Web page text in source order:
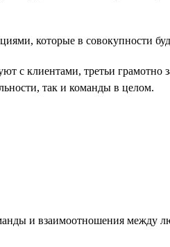
которые в совокупности
с клиентами, третьи грамотно
так и команды в целом.
и взаимоотношения между